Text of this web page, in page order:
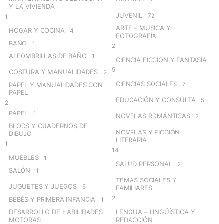
Y LA VIVIENDA
1
HOGAR Y COCINA 4
BAÑO 1
ALFOMBRILLAS DE BAÑO 1
COSTURA Y MANUALIDADES 2
PAPEL Y MANUALIDADES CON
PAPEL
2
PAPEL 1
BLOCS Y CUADERNOS DE
DIBUJO
1
MUEBLES 1
SALÓN 1
JUGUETES Y JUEGOS 5
BEBÉS Y PRIMERA INFANCIA 1
DESARROLLO DE HABILIDADES
MOTORAS
JUVENIL 72
ARTE – MÚSICA Y
FOTOGRAFÍA
2
CIENCIA FICCIÓN Y FANTASÍA
5
CIENCIAS SOCIALES 7
EDUCACIÓN Y CONSULTA 5
NOVELAS ROMÁNTICAS 2
NOVELAS Y FICCIÓN
LITERARIA
14
SALUD PERSONAL 2
TEMAS SOCIALES Y
FAMILIARES
2
LENGUA – LINGÜÍSTICA Y
REDACCIÓN